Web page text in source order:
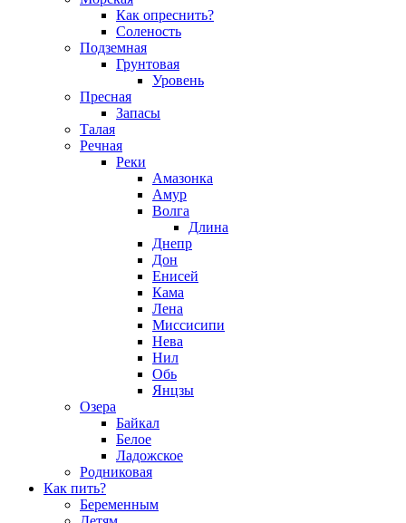
Как опреснить?
Соленость
Подземная
Грунтовая
Уровень
Пресная
Запасы
Талая
Речная
Реки
Амазонка
Амур
Волга
Длина
Днепр
Дон
Енисей
Кама
Лена
Миссисипи
Нева
Нил
Обь
Янцзы
Озера
Байкал
Белое
Ладожское
Родниковая
Как пить?
Беременным